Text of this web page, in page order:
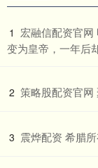
1 宏融信配资官
变为皇帝，一年后
2 策略股配资官网
3 震烨配资 希腊